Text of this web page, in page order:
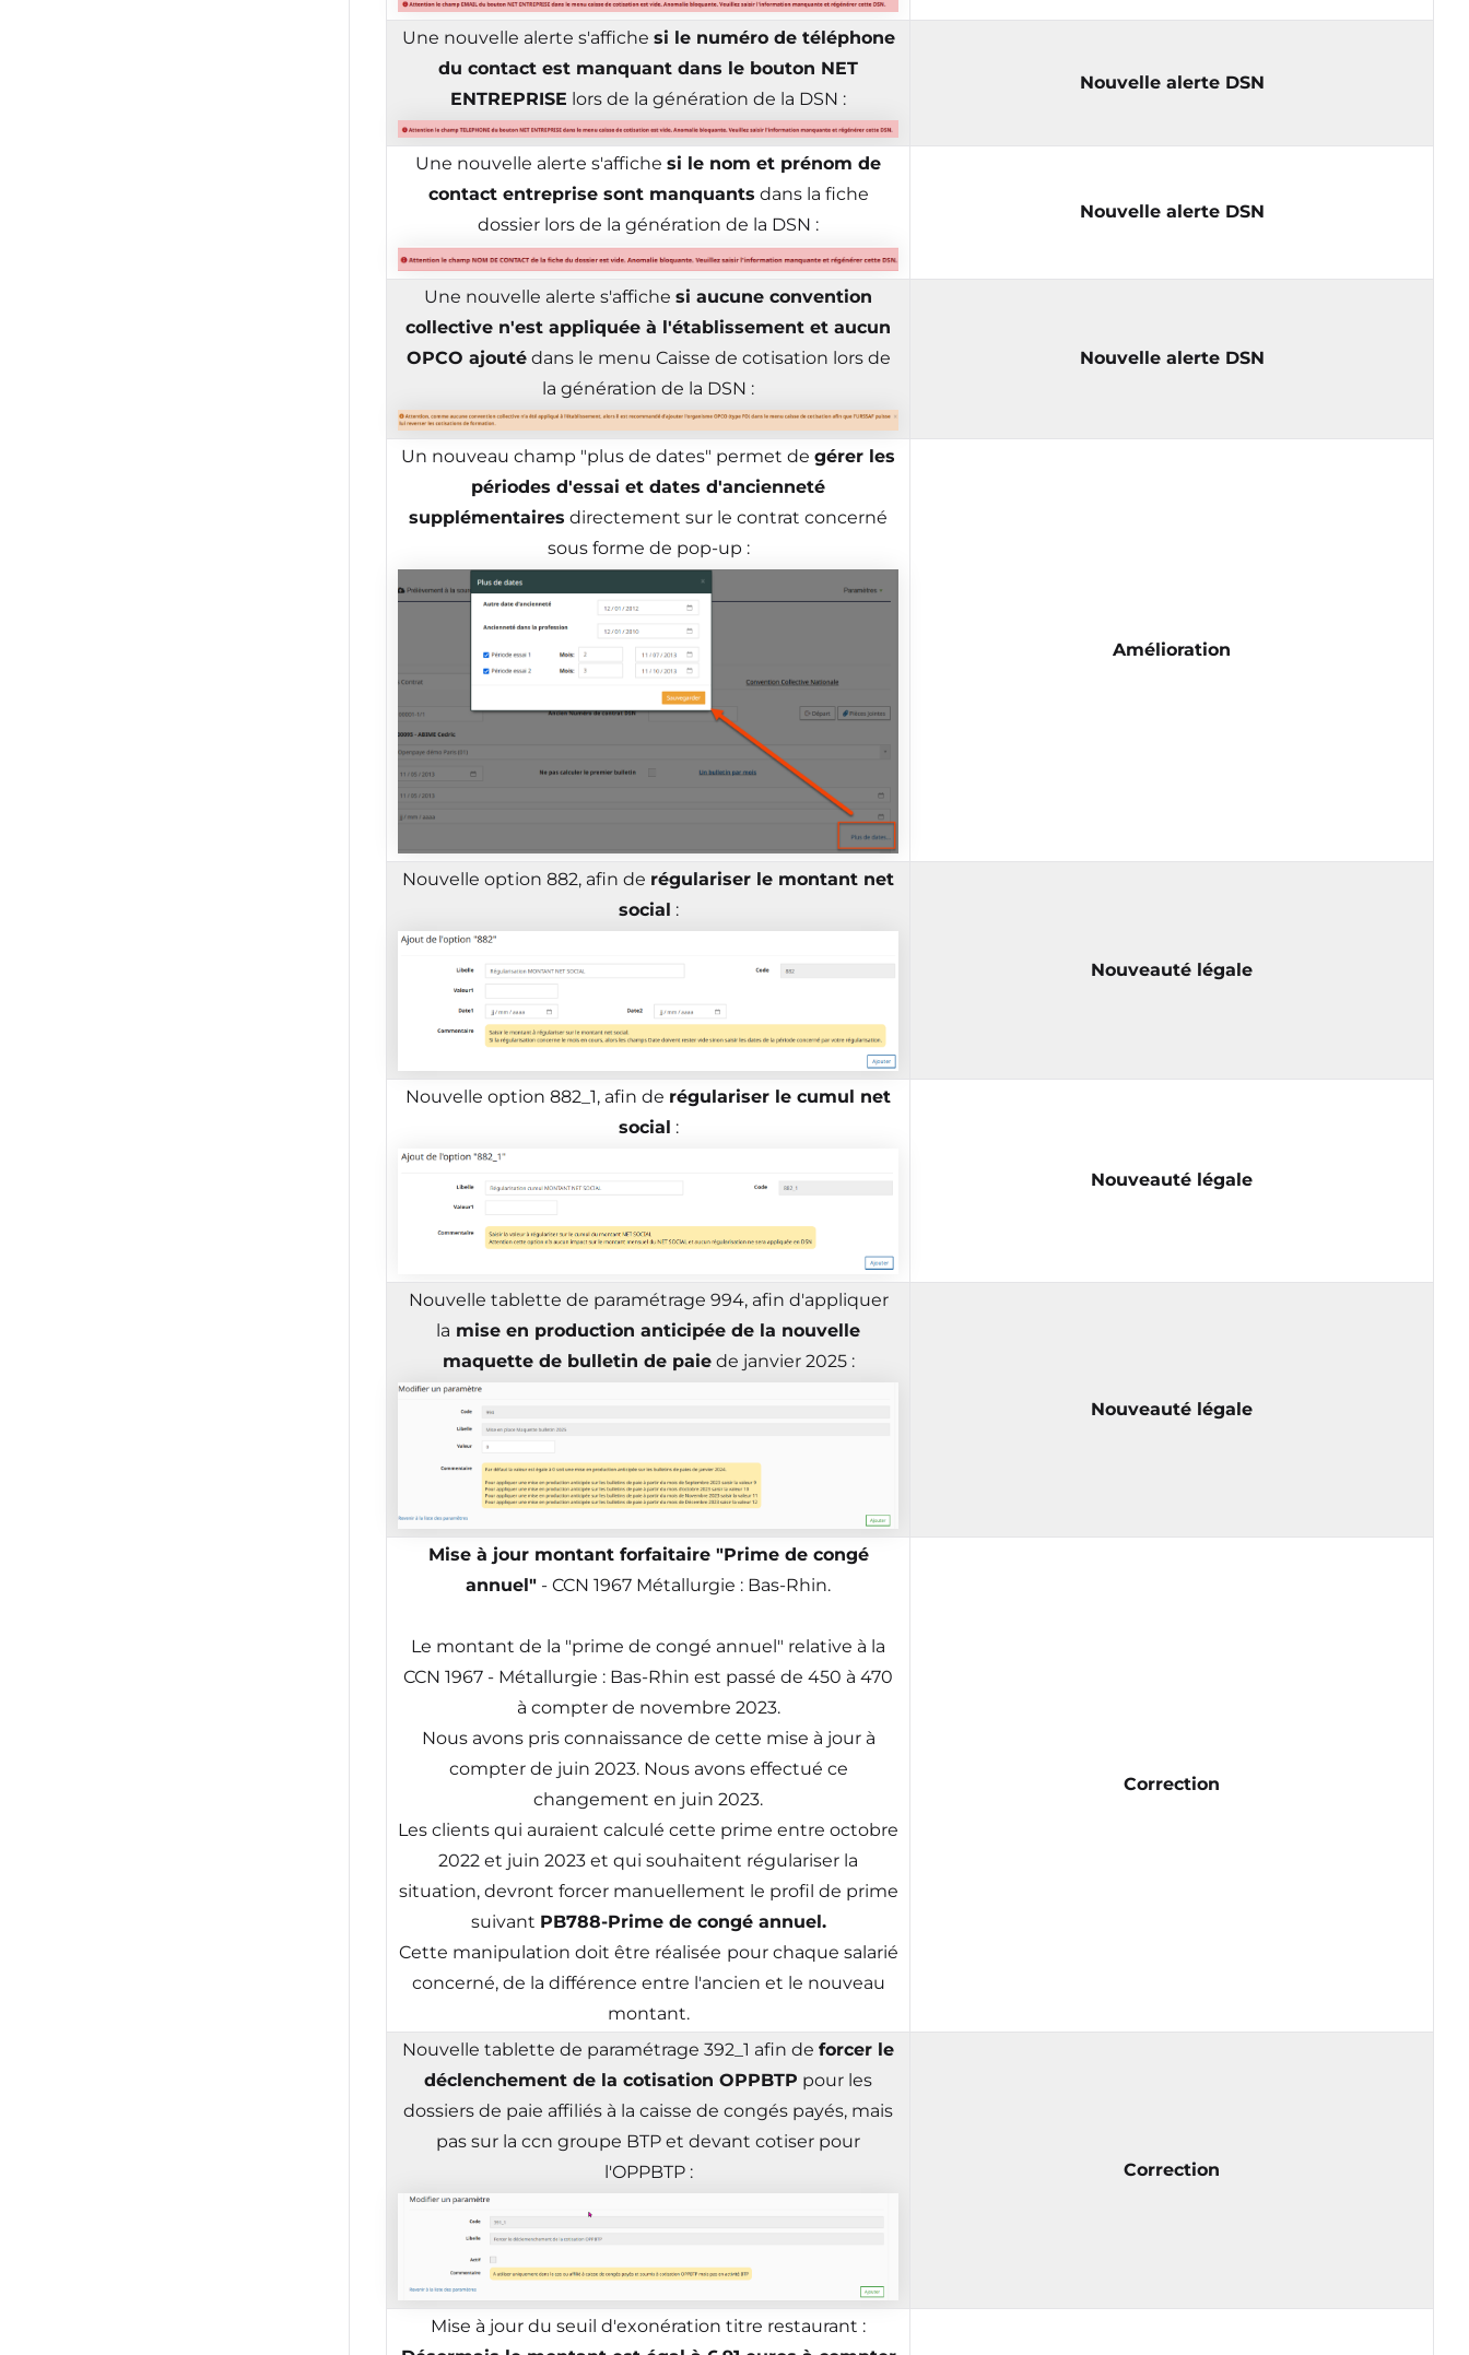
Une nouvelle alerte s'affiche si le numéro de téléphone
du contact est manquant dans le bouton NET
ENTREPRISE lors de la génération de la DSN :
Nouvelle alerte DSN
Une nouvelle alerte s'affiche si le nom et prénom de
contact entreprise sont manquants dans la fiche
dossier lors de la génération de la DSN :
Nouvelle alerte DSN
Une nouvelle alerte s'affiche si aucune convention
collective n'est appliquée à l'établissement et aucun
OPCO ajoutédans le menu Caisse de cotisation lors de
la génération de la DSN :
Nouvelle alerte DSN
Un nouveau champ "plus de dates" permet de gérer les
périodes d'essai et dates d'ancienneté
supplémentaires directement sur le contrat concerné
sous forme de pop-up :
Amélioration
Nouvelle option 882, afin de régulariser le montant net
social :
Nouveauté légale
Nouvelle option 882_1, afin de régulariser le cumul net
social :
Nouveauté légale
Nouvelle tablette de paramétrage 994, afin d'appliquer
la mise en production anticipée de la nouvelle
maquette de bulletin de paiede janvier 2025 :
Nouveauté légale
Mise à jour montant forfaitaire "Prime de congé
annuel" - CCN 1967 Métallurgie : Bas-Rhin.
Le montant de la "prime de congé annuel" relative à la
CCN 1967 - Métallurgie : Bas-Rhin est passé de 450 à 470
à compter de novembre 2023.
Nous avons pris connaissance de cette mise à jour à
compter de juin 2023. Nous avons effectué ce
changement en juin 2023.
Les clients qui auraient calculé cette prime entre octobre
2022 et juin 2023 et qui souhaitent régulariser la
situation, devront forcer manuellement le profil de prime
suivant PB788-Prime de congé annuel.
Cette manipulation doit être réalisée pour chaque salarié
concerné, de la différence entre l'ancien et le nouveau
montant.
Correction
Nouvelle tablette de paramétrage 392_1 afin de forcer le
déclenchement de la cotisation OPPBTP pour les
dossiers de paie affiliés à la caisse de congés payés, mais
pas sur la ccn groupe BTP et devant cotiser pour
l'OPPBTP :
Correction
Mise à jour du seuil d'exonération titre restaurant :